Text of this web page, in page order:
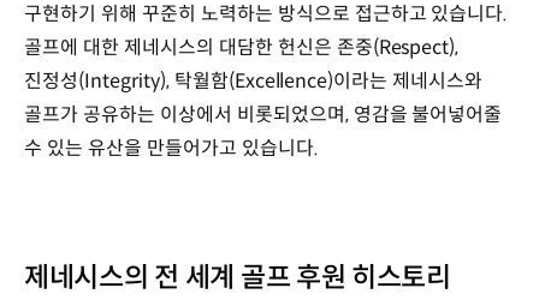
구현하기 위해 꾸준히 노력하는 방식으로 접근하고 있습니다.
골프에 대한 제네시스의 대담한 헌신은 존중(Respect),
진정성(Integrity), 탁월함(Excellence)이라는 제네시스와
골프가 공유하는 이상에서 비롯되었으며, 영감을 불어넣어줄
수 있는 유산을 만들어가고 있습니다.
제네시스의 전 세계 골프 후원 히스토리